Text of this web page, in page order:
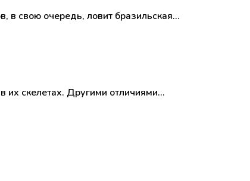
в свою очередь, ловит бразильская…
их скелетах. Другими отличиями…